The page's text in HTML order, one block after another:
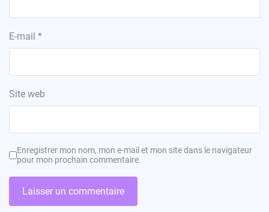
E-mail *
Site web
Enregistrer mon nom, mon e-mail et mon site dans le navigateur
pour mon prochain commentaire.